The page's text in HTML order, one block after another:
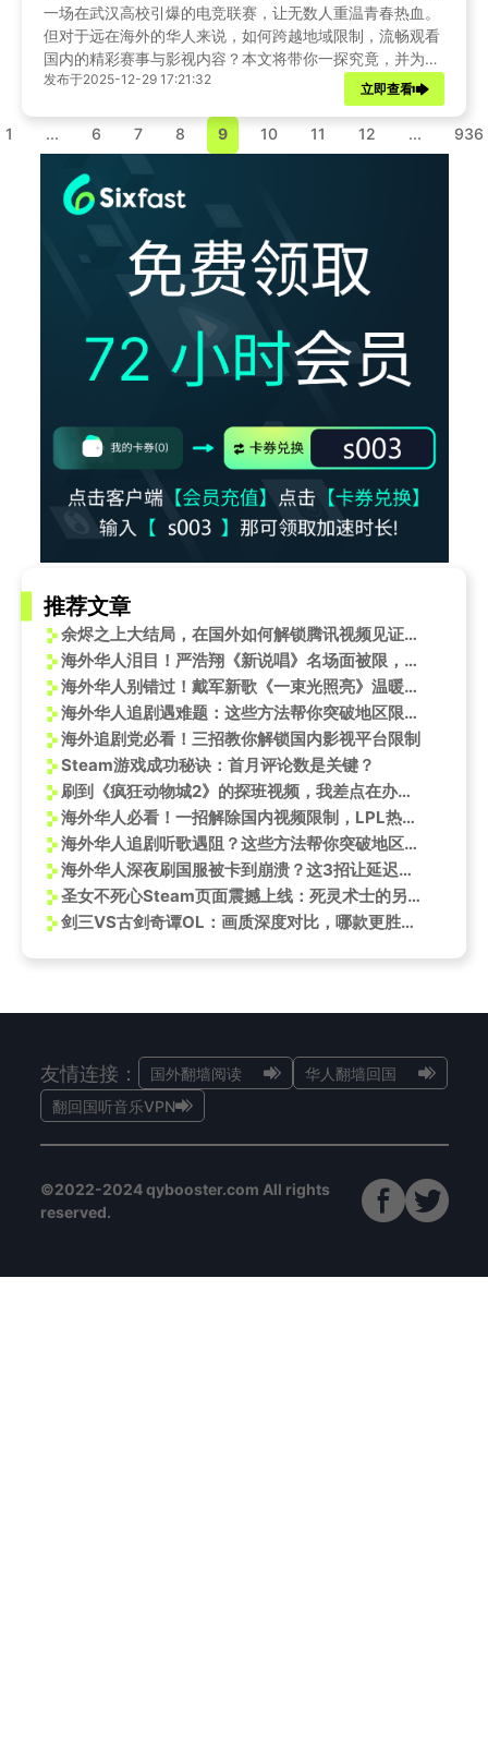
一场在武汉高校引爆的电竞联赛，让无数人重温青春热血。
但对于远在海外的华人来说，如何跨越地域限制，流畅观看
国内的精彩赛事与影视内容？本文将带你一探究竟，并为你
后续解锁观看难题铺平道路。
发布于2025-12-29 17:21:32
立即查看
1 ... 6 7 8 9 10 11 12 ... 936
推荐文章
余烬之上大结局，在国外如何解锁腾讯视频见证最后的真相？
海外华人泪目！严浩翔《新说唱》名场面被限，一招教你破解地域封锁看完整版
海外华人别错过！戴军新歌《一束光照亮》温暖上线，国内音乐平台畅听指南
海外华人追剧遇难题：这些方法帮你突破地区限制流畅观看国内节目
海外追剧党必看！三招教你解锁国内影视平台限制
Steam游戏成功秘诀：首月评论数是关键？
刷到《疯狂动物城2》的探班视频，我差点在办公室笑出声：这波文化融合太会了！
海外华人必看！一招解除国内视频限制，LPL热血赛事不再错过
海外华人追剧听歌遇阻？这些方法帮你突破地区限制畅享国内影视综艺
海外华人深夜刷国服被卡到崩溃？这3招让延迟瞬间降到50ms
圣女不死心Steam页面震撼上线：死灵术士的另类重生之旅
剑三VS古剑奇谭OL：画质深度对比，哪款更胜一筹？
友情连接： 国外翻墙阅读
华人翻墙回国
翻回国听音乐VPN
©2022-2024 qybooster.com All rights
reserved.